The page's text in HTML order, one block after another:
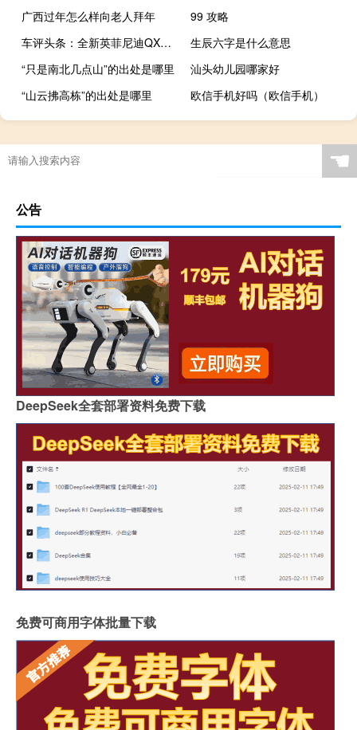
广西过年怎么样向老人拜年
99 攻略
车评头条：全新英菲尼迪QX60全球首发 国产版将年内发布
生辰六字是什么意思
“只是南北几点山”的出处是哪里
汕头幼儿园哪家好
“山云拂高栋”的出处是哪里
欧信手机好吗（欧信手机）
☚
公告
DeepSeek全套部署资料免费下载
免费可商用字体批量下载